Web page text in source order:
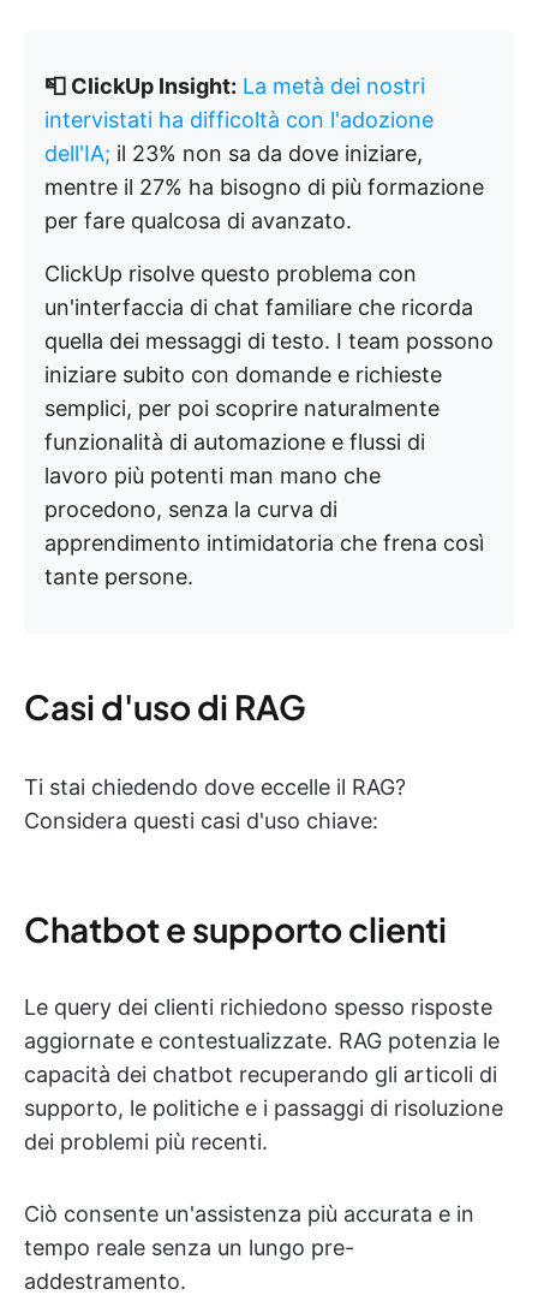
📮 ClickUp Insight: La metà dei nostri
intervistati ha difficoltà con l'adozione
dell'IA; il 23% non sa da dove iniziare,
mentre il 27% ha bisogno di più formazione
per fare qualcosa di avanzato.
ClickUp risolve questo problema con
un'interfaccia di chat familiare che ricorda
quella dei messaggi di testo. I team possono
iniziare subito con domande e richieste
semplici, per poi scoprire naturalmente
funzionalità di automazione e flussi di
lavoro più potenti man mano che
procedono, senza la curva di
apprendimento intimidatoria che frena così
tante persone.
Casi d'uso di RAG
Ti stai chiedendo dove eccelle il RAG?
Considera questi casi d'uso chiave:
Chatbot e supporto clienti
Le query dei clienti richiedono spesso risposte
aggiornate e contestualizzate. RAG potenzia le
capacità dei chatbot recuperando gli articoli di
supporto, le politiche e i passaggi di risoluzione
dei problemi più recenti.
Ciò consente un'assistenza più accurata e in
tempo reale senza un lungo pre-
addestramento.